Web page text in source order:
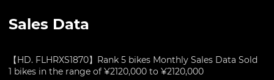
Sales Data
【HD. FLHRXS1870】Rank 5 bikes Monthly Sales Data Sold
1 bikes in the range of ¥2120,000 to ¥2120,000